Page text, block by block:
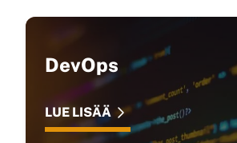
DevOps
LUE LISÄÄ